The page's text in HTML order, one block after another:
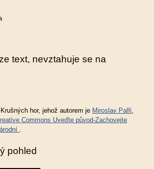
text, nevztahuje se na
hor, jehož autorem je Miroslav Palfi
Commons Uveďte původ-Zachovejte
pohled